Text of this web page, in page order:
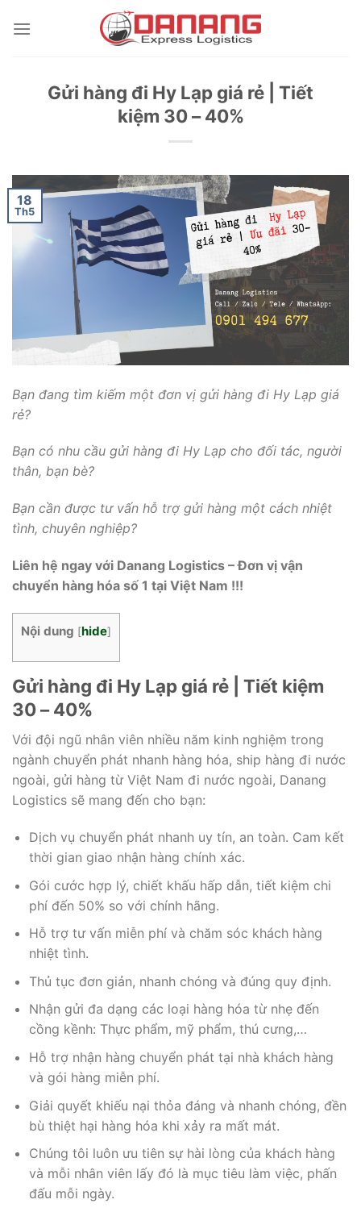
Gửi hàng đi Hy Lạp giá rẻ | Tiết
kiệm 30 – 40%
18
Th5
Bạn đang tìm kiếm một đơn vị gửi hàng đi Hy Lạp giá
rẻ?
Bạn có nhu cầu gửi hàng đi Hy Lạp cho đối tác, người
thân, bạn bè?
Bạn cần được tư vấn hỗ trợ gửi hàng một cách nhiệt
tình, chuyên nghiệp?
Liên hệ ngay với Danang Logistics – Đơn vị vận
chuyển hàng hóa số 1 tại Việt Nam !!!
Nội dung [hide]
Gửi hàng đi Hy Lạp giá rẻ | Tiết kiệm
30 – 40%
Với đội ngũ nhân viên nhiều năm kinh nghiệm trong
ngành chuyển phát nhanh hàng hóa, ship hàng đi nước
ngoài, gửi hàng từ Việt Nam đi nước ngoài, Danang
Logistics sẽ mang đến cho bạn:
Dịch vụ chuyển phát nhanh uy tín, an toàn. Cam kết
thời gian giao nhận hàng chính xác.
Gói cước hợp lý, chiết khấu hấp dẫn, tiết kiệm chi
phí đến 50% so với chính hãng.
Hỗ trợ tư vấn miễn phí và chăm sóc khách hàng
nhiệt tình.
Thủ tục đơn giản, nhanh chóng và đúng quy định.
Nhận gửi đa dạng các loại hàng hóa từ nhẹ đến
cồng kềnh: Thực phẩm, mỹ phẩm, thú cưng,…
Hỗ trợ nhận hàng chuyển phát tại nhà khách hàng
và gói hàng miễn phí.
Giải quyết khiếu nại thỏa đáng và nhanh chóng, đền
bù thiệt hại hàng hóa khi xảy ra mất mát.
Chúng tôi luôn ưu tiên sự hài lòng của khách hàng
và mỗi nhân viên lấy đó là mục tiêu làm việc, phấn
đấu mỗi ngày.